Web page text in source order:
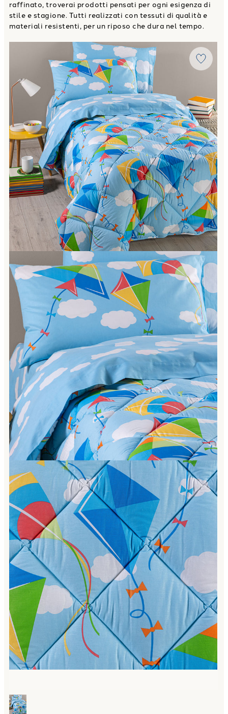
raffinato, troverai prodotti pensati per ogni esigenza di
stile e stagione. Tutti realizzati con tessuti di qualità e
materiali resistenti, per un riposo che dura nel tempo.
Trapunta aquiloni in Cotone 300 gr/mq